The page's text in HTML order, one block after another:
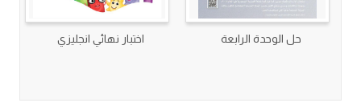
حل الوحدة الرابعة اختبار نهائي انجليزي